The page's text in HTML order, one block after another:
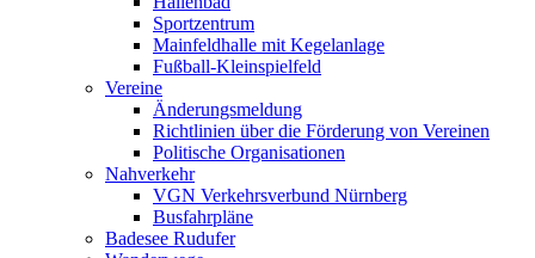
Sportzentrum
Mainfeldhalle mit Kegelanlage
Fußball-Kleinspielfeld
Vereine
Änderungsmeldung
Richtlinien über die Förderung von Vereinen
Politische Organisationen
Nahverkehr
VGN Verkehrsverbund Nürnberg
Busfahrpläne
Badesee Rudufer